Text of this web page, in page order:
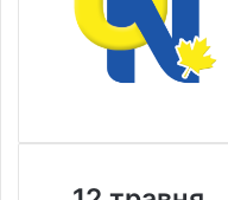
12